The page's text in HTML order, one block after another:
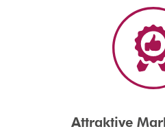
Attraktive